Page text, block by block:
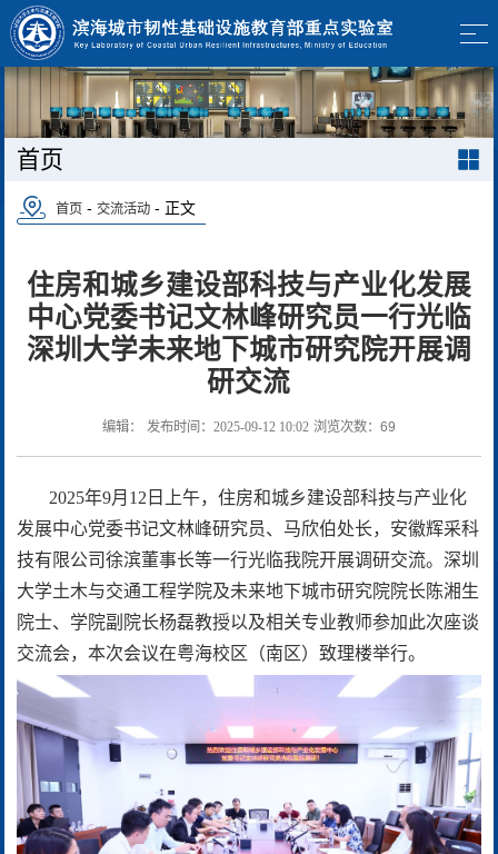
首页
首页 -交流活动 - 正文
住房和城乡建设部科技与产业化发展
中心党委书记文林峰研究员一行光临
深圳大学未来地下城市研究院开展调
研交流
编辑： 发布时间：2025-09-12 10:02 浏览次数： 69
2025年9月12日上午，住房和城乡建设部科技与产业化
发展中心党委书记文林峰研究员、马欣伯处长，安徽辉采科
技有限公司徐滨董事长等一行光临我院开展调研交流。深圳
大学土木与交通工程学院及未来地下城市研究院院长陈湘生
院士、学院副院长杨磊教授以及相关专业教师参加此次座谈
交流会，本次会议在粤海校区（南区）致理楼举行。